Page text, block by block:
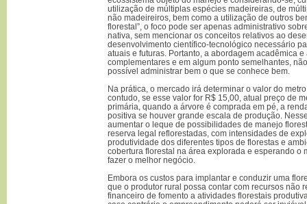
utilização de múltiplas espécies madeireiras, de
não madeireiros, bem como a utilização de outros
florestal”, o foco pode ser apenas administrativo
nativa, sem mencionar os conceitos relativos ao
desenvolvimento científico-tecnológico necessário
atuais e futuras. Portanto, a abordagem acadêmica
complementares e em algum ponto semelhantes,
possível administrar bem o que se conhece bem.
Na prática, o mercado irá determinar o valor do
contudo, se esse valor for R$ 15,00, atual preço de
primária, quando a árvore é comprada em pé, a
positiva se houver grande escala de produção.
aumentar o leque de possibilidades de manejo
reserva legal reflorestadas, com intensidades de
produtividade dos diferentes tipos de florestas e
cobertura florestal na área explorada e esperando o
fazer o melhor negócio.
Embora os custos para implantar e conduzir uma
que o produtor rural possa contar com recursos não
financeiro de fomento a atividades florestais